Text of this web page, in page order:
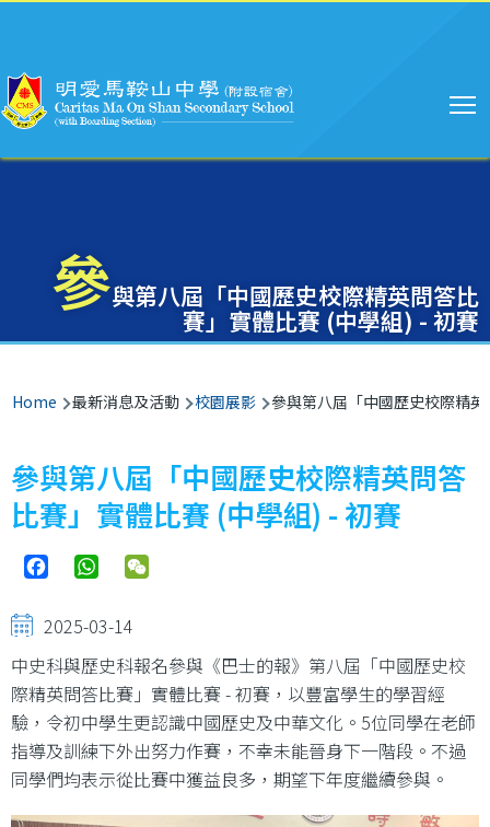
參與第八屆「中國歷史校際精英問答比
賽」實體比賽 (中學組) - 初賽
Breadcrumb
Home 最新消息及活動 校園展影 參與第八屆「中國歷史校際精
參與第八屆「中國歷史校際精英問答
比賽」實體比賽 (中學組) - 初賽
FacebookWhatsApp
2025-03-14
中史科與歷史科報名參與《巴士的報》第八屆「中國歷史校
際精英問答比賽」實體比賽 - 初賽，以豐富學生的學習經
驗，令初中學生更認識中國歷史及中華文化。5位同學在老師
指導及訓練下外出努力作賽，不幸未能晉身下一階段。不過
同學們均表示從比賽中獲益良多，期望下年度繼續參與。